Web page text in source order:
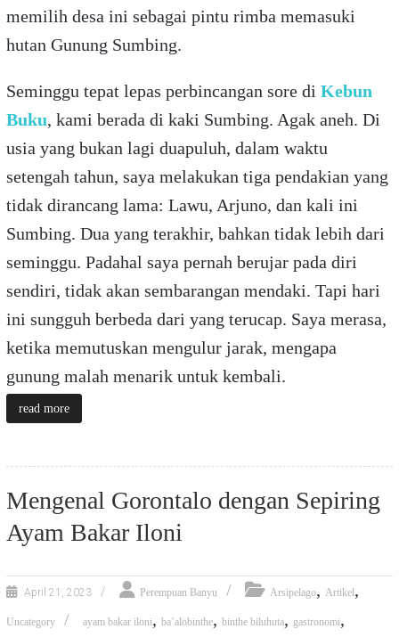
memilih desa ini sebagai pintu rimba memasuki
hutan Gunung Sumbing.
Seminggu tepat lepas perbincangan sore di Kebun
Buku, kami berada di kaki Sumbing. Agak aneh. Di
usia yang bukan lagi duapuluh, dalam waktu
setengah tahun, saya melakukan tiga pendakian yang
tidak dirancang lama: Lawu, Arjuno, dan kali ini
Sumbing. Dua yang terakhir, bahkan tidak lebih dari
seminggu. Padahal saya pernah berujar pada diri
sendiri, tidak akan sembarangan mendaki. Tapi hari
ini sungguh berbeda dari yang terucap. Saya merasa,
ketika memutuskan mengulur jarak, mengapa
gunung malah menarik untuk kembali.
read more
Mengenal Gorontalo dengan Sepiring
Ayam Bakar Iloni
April 21, 2023 Perempuan Banyu Arsipelago, Artikel,
Uncategory ayam bakar iloni, ba’alobinthe, binthe biluhuta, gastronomi,